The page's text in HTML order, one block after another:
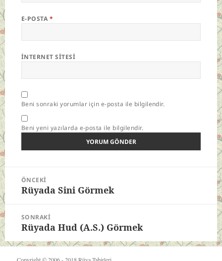
E-POSTA *
İNTERNET SITESI
Beni sonraki yorumlar için e-posta ile bilgilendir.
Beni yeni yazılarda e-posta ile bilgilendir.
Yazı
gezinmesi
ÖNCEKI
Önceki
Rüyada Sini Görmek
SONRAKI
Sonraki
yazı:
Rüyada Hud (A.S.) Görmek